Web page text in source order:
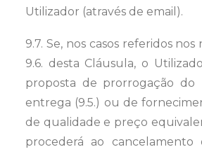
Utilizador (através de email).
9.7. Se, nos casos referidos
9.6. desta Cláusula, o
proposta de prorrogação do
entrega (9.5.) ou de
de qualidade e preço
procederá ao cancelamento